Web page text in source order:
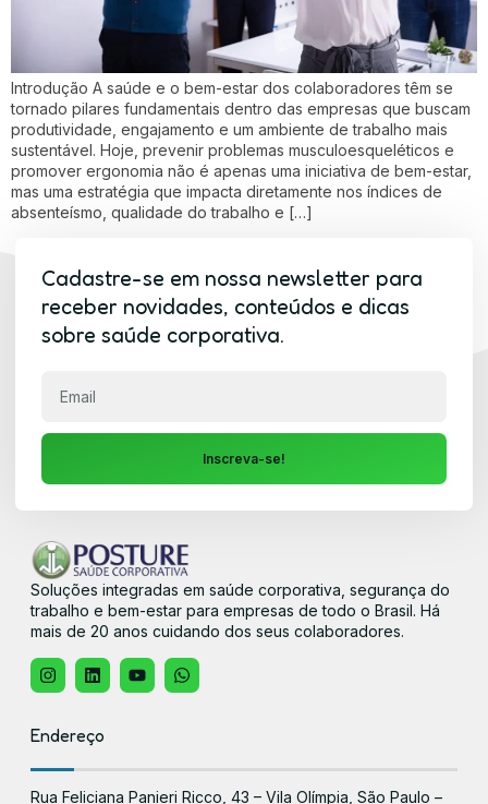
Introdução A saúde e o bem-estar dos colaboradores têm se
tornado pilares fundamentais dentro das empresas que buscam
produtividade, engajamento e um ambiente de trabalho mais
sustentável. Hoje, prevenir problemas musculoesqueléticos e
promover ergonomia não é apenas uma iniciativa de bem-estar,
mas uma estratégia que impacta diretamente nos índices de
absenteísmo, qualidade do trabalho e […]
Cadastre-se em nossa newsletter para
receber novidades, conteúdos e dicas
sobre saúde corporativa.
Inscreva-se!
Soluções integradas em saúde corporativa, segurança do
trabalho e bem-estar para empresas de todo o Brasil. Há
mais de 20 anos cuidando dos seus colaboradores.
Endereço
Rua Feliciana Panieri Ricco, 43 – Vila Olímpia, São Paulo –